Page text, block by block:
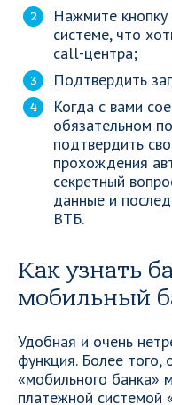
Нажмите
системе, что
call-центра;
Подтвердить
Когда с вами
обязательном
подтвердить
прохождения
секретный
данные и
ВТБ.
Как узнать
мобильный
Удобная и очень
функция. Более
«мобильного банка»
платежной